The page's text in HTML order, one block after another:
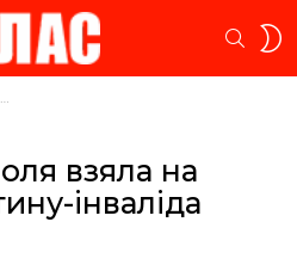
взяла на
інваліда